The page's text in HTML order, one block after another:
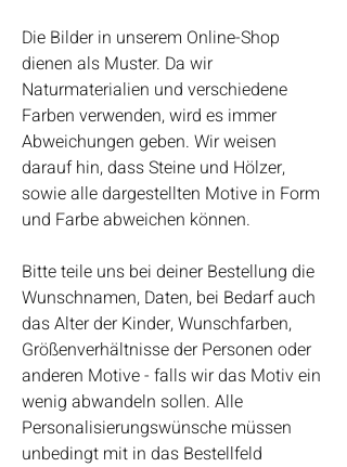
Die Bilder in unserem Online-Shop
dienen als Muster. Da wir
Naturmaterialien und verschiedene
Farben verwenden, wird es immer
Abweichungen geben. Wir weisen
darauf hin, dass Steine und Hölzer,
sowie alle dargestellten Motive in Form
und Farbe abweichen können.
Bitte teile uns bei deiner Bestellung die
Wunschnamen, Daten, bei Bedarf auch
das Alter der Kinder, Wunschfarben,
Größenverhältnisse der Personen oder
anderen Motive - falls wir das Motiv ein
wenig abwandeln sollen. Alle
Personalisierungswünsche müssen
unbedingt mit in das Bestellfeld